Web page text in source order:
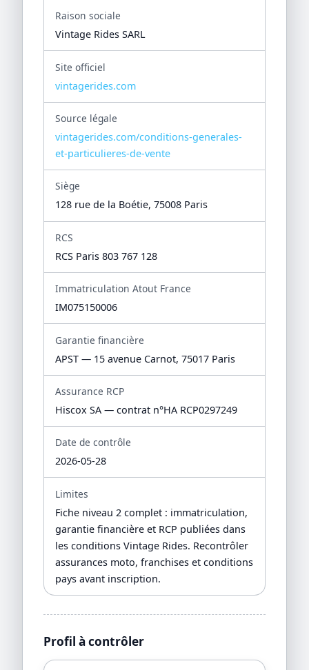
Raison sociale
Vintage Rides SARL
Site officiel
vintagerides.com
Source légale
vintagerides.com/conditions-generales-
et-particulieres-de-vente
Siège
128 rue de la Boétie, 75008 Paris
RCS
RCS Paris 803 767 128
Immatriculation Atout France
IM075150006
Garantie financière
APST — 15 avenue Carnot, 75017 Paris
Assurance RCP
Hiscox SA — contrat n°HA RCP0297249
Date de contrôle
2026-05-28
Limites
Fiche niveau 2 complet : immatriculation,
garantie financière et RCP publiées dans
les conditions Vintage Rides. Recontrôler
assurances moto, franchises et conditions
pays avant inscription.
Profil à contrôler